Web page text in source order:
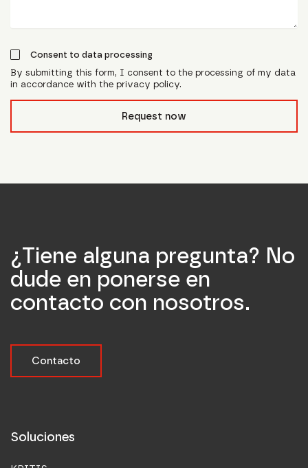
Consent to data processing
By submitting this form, I consent to the processing of my data
in accordance with the privacy policy.
Request now
¿Tiene alguna pregunta? No
dude en ponerse en
contacto con nosotros.
Contacto
Soluciones